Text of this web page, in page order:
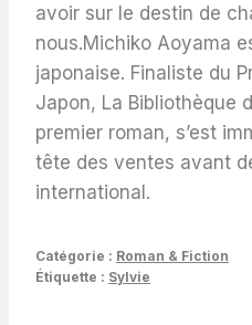
avoir sur le destin de
nous.Michiko Aoyama
japonaise. Finaliste du
Japon, La Bibliothèque
premier roman, s’est
tête des ventes avant
international.
Catégorie : Roman & Fiction
Étiquette : Sylvie